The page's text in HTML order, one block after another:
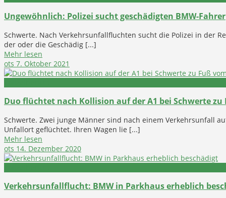
Ungewöhnlich: Polizei sucht geschädigten BMW-Fahrer
Schwerte. Nach Verkehrsunfallfluchten sucht die Polizei in der
der oder die Geschädig [...]
Mehr lesen
ots 7. Oktober 2021
Duo flüchtet nach Kollision auf der A1 bei Schwerte
Schwerte. Zwei junge Männer sind nach einem Verkehrsunfall
Unfallort geflüchtet. Ihren Wagen lie [...]
Mehr lesen
ots 14. Dezember 2020
Verkehrsunfallflucht: BMW in Parkhaus erheblich